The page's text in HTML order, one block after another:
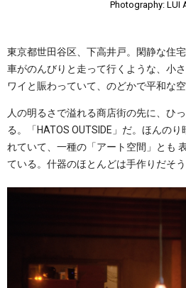
Photography: LUI
東京都世田谷区、下高井戸。閑静な住
車がのんびりと走って行くような、小
ワイと賑わっていて、のどかで平和な空
人の明るさで溢れる商店街の先に、ひ
る。「HATOS OUTSIDE」だ。ほんの
れていて、一種の「アート空間」とも
ている。什器のほとんどは手作りだそう